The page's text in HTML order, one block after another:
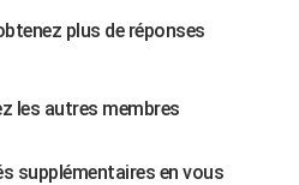
plus de réponses
les autres membres
supplémentaires en vous